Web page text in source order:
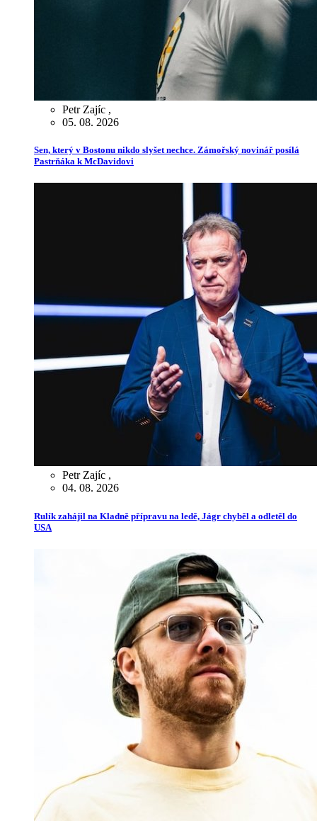
Petr Zajíc ,
05. 08. 2026
Sen, který v Bostonu nikdo slyšet nechce. Zámořský novinář posílá
Pastrňáka k McDavidovi
Petr Zajíc ,
04. 08. 2026
Rulík zahájil na Kladně přípravu na ledě, Jágr chyběl a odletěl do
USA